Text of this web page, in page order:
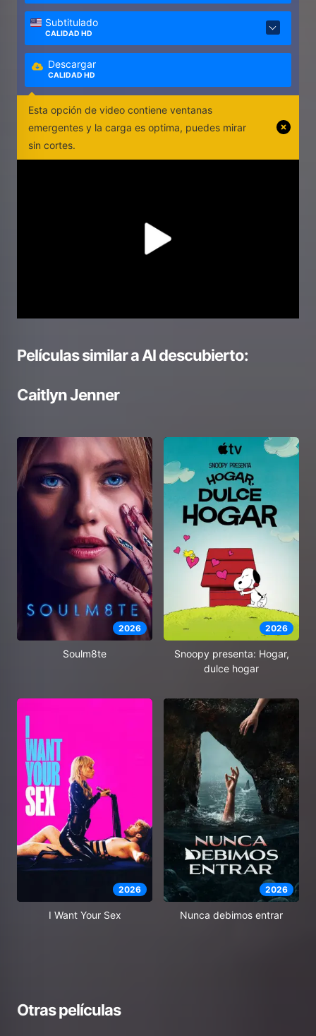
Subtitulado
CALIDAD HD
Descargar
CALIDAD HD
Esta opción de video contiene ventanas
emergentes y la carga es optima, puedes mirar
sin cortes.
Películas similar aAl descubierto:
Caitlyn Jenner
2026
Soulm8te
2026
Snoopy presenta: Hogar,
dulce hogar
2026
I Want Your Sex
2026
Nunca debimos entrar
Otras películas